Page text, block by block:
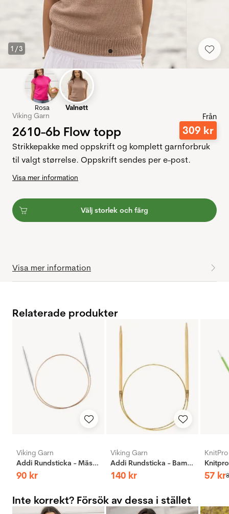
1 /3
Rosa Valnøtt
Viking Garn
2610-6b Flow topp
Från
309 kr
Strikkepakke med oppskrift og komplett garnforbruk
til valgt størrelse. Oppskrift sendes per e-post.
Visa mer information
Välj storlek och färg
Visa mer information
Relaterade produkter
Viking Garn
Addi Rundsticka - Mässing
90 kr
Viking Garn
Addi Rundsticka - Bambus
140 kr
KnitPro
57 kr
Inte korrekt? Försök av dessa i stället